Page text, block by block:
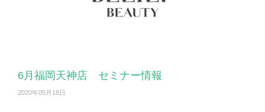
6月福岡天神店 セミナー情報
2020年05月18日